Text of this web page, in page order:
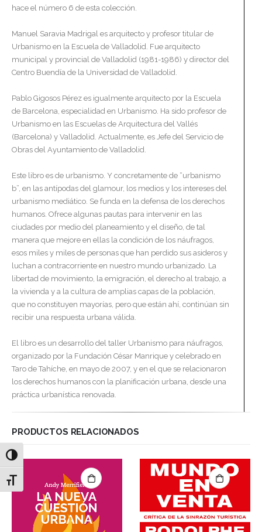
Alternar alto contraste
Alternar tamaño de letra
hace el número 6 de esta colección.
Manuel Saravia Madrigal es arquitecto y profesor titular de
Urbanismo en la Escuela de Valladolid. Fue arquitecto
municipal y provincial de Valladolid (1981-1986) y director del
Centro Buendía de la Universidad de Valladolid.
Pablo Gigosos Pérez es igualmente arquitecto por la Escuela
de Barcelona, especialidad en Urbanismo. Ha sido profesor de
Urbanismo en las Escuelas de Arquitectura del Vallés
(Barcelona) y Valladolid. Actualmente, es Jefe del Servicio de
Obras del Ayuntamiento de Valladolid.
Este libro es de urbanismo. Y concretamente de “urbanismo
b”, en las antípodas del glamour, los medios y los intereses del
urbanismo mediático. Se funda en la defensa de los derechos
humanos. Ofrece algunas pautas para intervenir en las
ciudades por medio del planeamiento y el diseño, de tal
manera que mejore en ellas la condición de los náufragos,
esos miles y miles de personas que han perdido sus asideros y
luchan a contracorriente en nuestro mundo urbanizado. La
libertad de movimiento, la emigración, el derecho al trabajo, a
la vivienda y a la cultura de amplias capas de la población,
que no constituyen mayorías, pero que están ahí, continúan sin
recibir una respuesta urbana válida.
El libro es un desarrollo del taller Urbanismo para náufragos,
organizado por la Fundación César Manrique y celebrado en
Taro de Tahíche, en mayo de 2007, y en el que se relacionaron
los derechos humanos con la planificación urbana, desde una
práctica urbanística renovada.
PRODUCTOS RELACIONADOS